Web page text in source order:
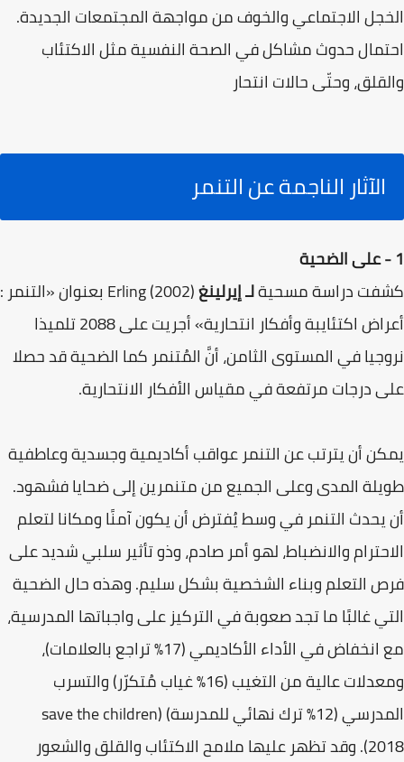
الخجل الاجتماعي والخوف من مواجهة المجتمعات الجديدة.
احتمال حدوث مشاكل في الصحة النفسية مثل الاكتئاب
والقلق، وحتّى حالات انتحار
الآثار الناجمة عن التنمر
1 - على الضحية
كشفت دراسة مسحيةلـ إيرلينغ
Erling (2002) بعنوان «التنمر :
أعراض اكتئايبة وأفكار انتحارية» أجريت على 2088 تلميذا
نروجيا في المستوى الثامن، أنَّ المُتنمر كما الضحية قد حصلا
على درجات مرتفعة في مقياس الأفكار الانتحارية.
يمكن أن يترتب عن التنمر عواقب أكاديمية وجسدية وعاطفية
طويلة المدى وعلى الجميع من متنمرين إلى ضحايا فشهود.
أن يحدث التنمر في وسط يُفترض أن يكون آمنًا ومكانا لتعلم
الاحترام والانضباط، لهو أمر صادم، وذو تأثير سلبي شديد على
فرص التعلم وبناء الشخصية بشكل سليم. وهذه حال الضحية
التي غالبًا ما تجد صعوبة في التركيز على واجباتها المدرسية،
مع انخفاض في الأداء الأكاديمي (17% تراجع بالعلامات)،
ومعدلات عالية من التغيب (16% غياب مُتكرّر) والتسرب
المدرسي (12% ترك نهائي للمدرسة) (save the children
2018). وقد تظهر عليها ملامح الاكتئاب والقلق والشعور